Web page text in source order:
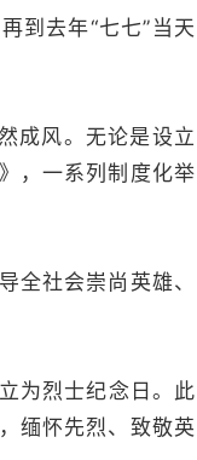
到去年“七七”当天
成风。无论是设立
，一系列制度化举
社会崇尚英雄、
为烈士纪念日。此
缅怀先烈、致敬英